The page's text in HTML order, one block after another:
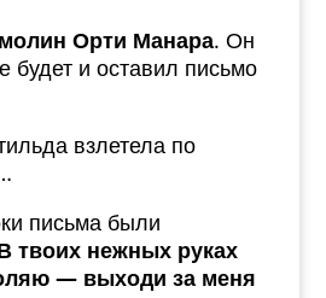
Орти Манара. Он
будет и оставил письмо
взлетела по
письма были
твоих нежных руках
— выходи за меня